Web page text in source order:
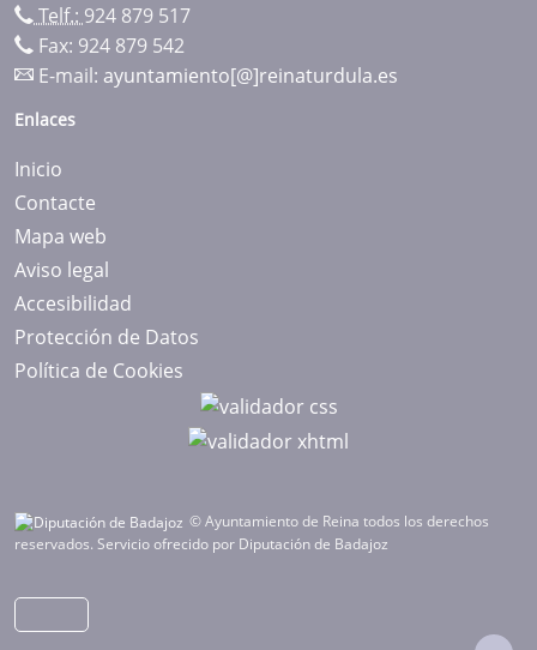
Telf.: 924 879 517
Fax: 924 879 542
E-mail: ayuntamiento[@]reinaturdula.es
Enlaces
Inicio
Contacte
Mapa web
Aviso legal
Accesibilidad
Protección de Datos
Política de Cookies
© Ayuntamiento de Reina todos los derechos
reservados. Servicio ofrecido por Diputación de Badajoz